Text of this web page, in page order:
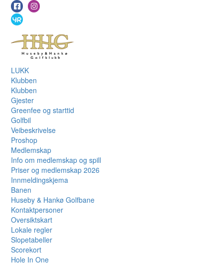
LUKK
Klubben
Klubben
Gjester
Greenfee og starttid
Golfbil
Veibeskrivelse
Proshop
Medlemskap
Info om medlemskap og spill
Priser og medlemskap 2026
Innmeldingskjema
Banen
Huseby & Hankø Golfbane
Kontaktpersoner
Oversiktskart
Lokale regler
Slopetabeller
Scorekort
Hole In One